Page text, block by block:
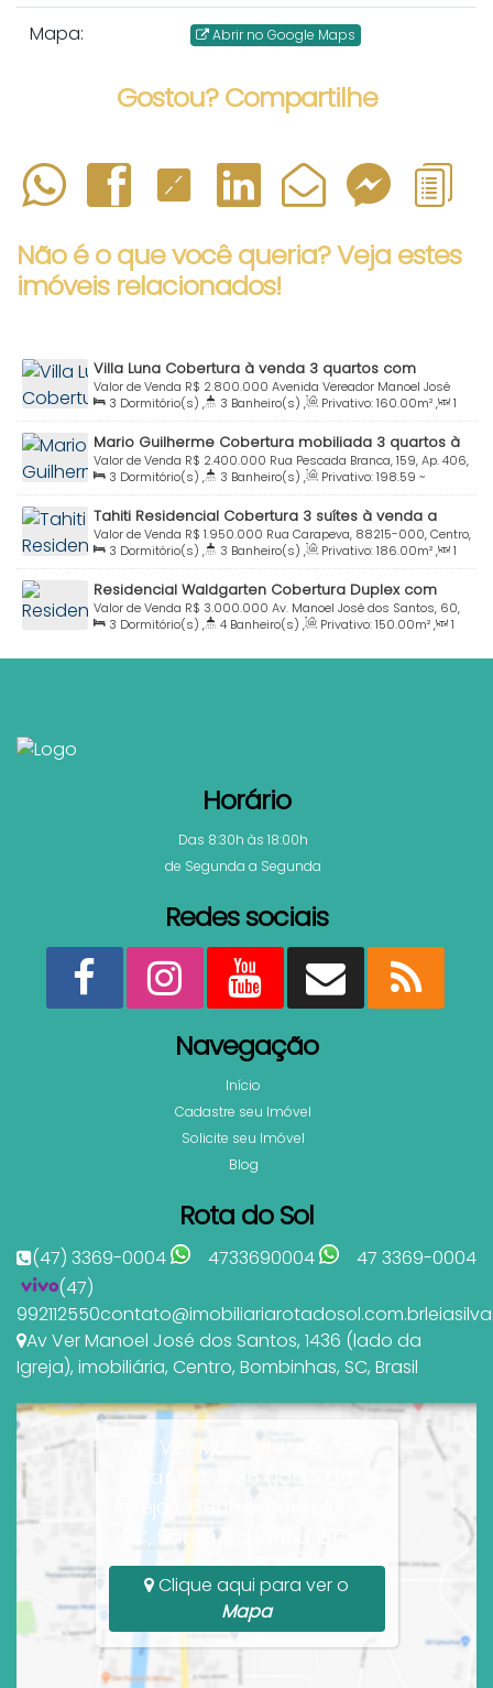
Mapa: Abrir no Google Maps
Gostou? Compartilhe
Não é o que você queria? Veja estes
imóveis relacionados!
Villa Luna Cobertura à venda 3 quartos com
piscina Praia Centro Bombinhas SC
R$ 2.800.000
Valor de Venda
Avenida Vereador Manoel José
dos Santos, 1241, 102C, 88215-000, Centro, Bombinhas, Santa
Catarina, Brasil
3 Dormitório(s) , 3 Banheiro(s) , Privativo:160.00m²,
1
Sala(s) , 2 Suíte(s), Total:250.00m² , 2 Vaga(s) ,
Útil:
160.00 m²
Mario Guilherme Cobertura mobiliada 3 quartos à
venda Praia Bombinhas SC
R$ 2.400.000
Valor de Venda
Rua Pescada Branca, 159, Ap. 406,
88215-000, Centro, Bombinhas, Santa Catarina, Brasil
3 Dormitório(s) , 3 Banheiro(s) , Privativo:198.59 ~
198.90m² , 1 Sala(s) , 2 Suíte(s), Total:198.59m² ,
4
Vaga(s), Útil: 198.59m²
Tahiti Residencial Cobertura 3 suítes à venda a
poucos metros da praia Bombinhas SC
R$ 1.950.000
Valor de Venda
Rua Carapeva, 88215-000, Centro,
Bombinhas, Santa Catarina, Brasil
3 Dormitório(s) , 3 Banheiro(s) , Privativo:186.00m²,
1
Sala(s) , 3 Suíte(s), Total:236.00m² , 2 Vaga(s) ,
Útil:
186.00m²
Residencial Waldgarten Cobertura Duplex com
Jacuzzi à venda Praia Centro Bombinhas
R$ 3.000.000
Valor de Venda
Av. Manoel José dos Santos, 60,
Ap. 506 - Bloco 03, 88215-000, Centro, Bombinhas, Santa
3 Dormitório(s) , 4 Banheiro(s) , Privativo:150.00m²,
1
Distância do Mar, Útil:150.00m²
Horário
Das 8:30h às 18:00h
de Segunda a Segunda
Redes sociais
Navegação
Início
Cadastre seu Imóvel
Solicite seu Imóvel
Blog
Rota do Sol
(47) 3369-0004 4733690004
47 3369-0004
(47)
992112550contato@imobiliariarotadosol.com.br
Av Ver Manoel José dos Santos, 1436 (lado da
Igreja), imobiliária, Centro, Bombinhas, SC, Brasil
Av Ver Manoel José dos
Santos, 1436 (lado da
Igreja), Centro, Bombinhas,
SC, Santa Catarina, Brasil
Clique aqui para ver o
Mapa